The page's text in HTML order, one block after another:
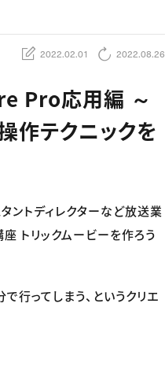
2022.02.01 2022.08.26
Pro応用編 ～
作テクニックを
ントディレクターなど放送業
トリックムービーを作ろう
行ってしまう、というクリエ